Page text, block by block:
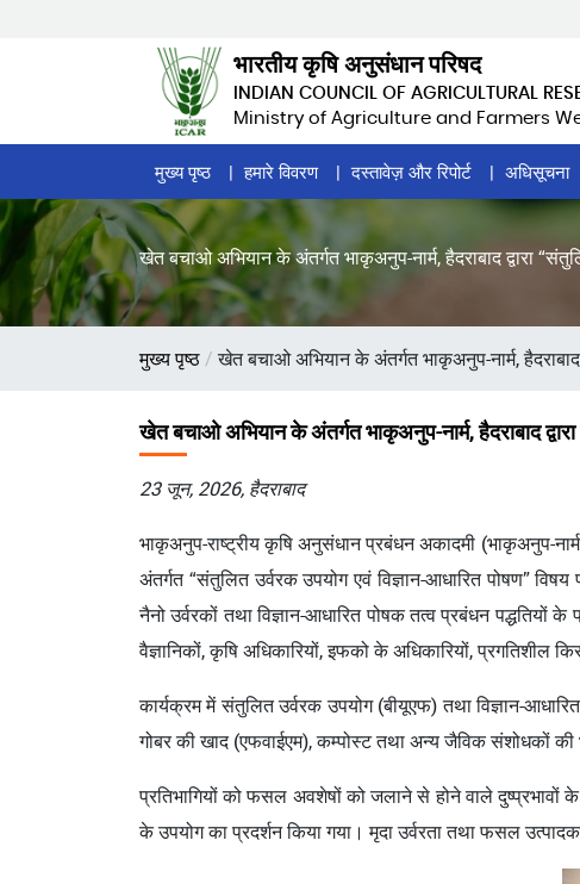
भारतीय कृषि अनुसंधान परिषद
INDIAN COUNCIL OF AGRICULTURAL
Ministry of Agriculture and Farmers
Home
Page
Menu
मुख्य पृष्ठ हमारे विवरण दस्तावेज़ और रिपोर्ट अधिसूचना
खेत बचाओ अभियान के अंतर्गत भाकृअनुप-नार्म, हैदराबाद द्वारा
पग
मुख्य पृष्ठ खेत बचाओ अभियान के अंतर्गत भाकृअनुप-नार्म, हैदराबाद
खेत बचाओ अभियान के अंतर्गत भाकृअनुप-नार्म, हैदराबाद
23 जून, 2026, हैदराबाद
भाकृअनुप-राष्ट्रीय कृषि अनुसंधान प्रबंधन अकादमी (भाकृअनुप-
अंतर्गत “संतुलित उर्वरक उपयोग एवं विज्ञान-आधारित पोषण”
नैनो उर्वरकों तथा विज्ञान-आधारित पोषक तत्व प्रबंधन
वैज्ञानिकों, कृषि अधिकारियों, इफको के अधिकारियों, प्रगतिशील
कार्यक्रम में संतुलित उर्वरक उपयोग (बीयूएफ) तथा विज्ञान-
गोबर की खाद (एफवाईएम), कम्पोस्ट तथा अन्य जैविक संशोधकों की
प्रतिभागियों को फसल अवशेषों को जलाने से होने वाले
के उपयोग का प्रदर्शन किया गया। मृदा उर्वरता तथा फसल